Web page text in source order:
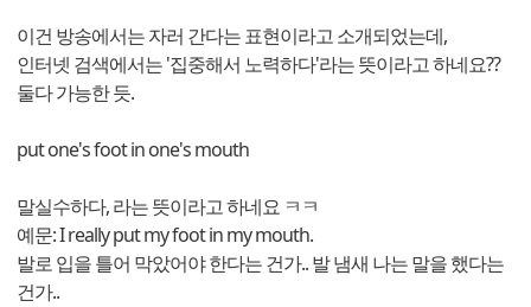
이건 방송에서는 자러 간다는 표현이라고 소개되었는데,
인터넷 검색에서는 '집중해서 노력하다'라는 뜻이라고 하네요??
둘다 가능한 듯.
put one's foot in one's mouth
말실수하다, 라는 뜻이라고 하네요 ㅋㅋ
예문: I really put my foot in my mouth.
발로 입을 틀어 막았어야 한다는 건가.. 발 냄새 나는 말을 했다는
건가..